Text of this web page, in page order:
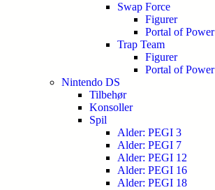
Swap Force
Figurer
Portal of Power
Trap Team
Figurer
Portal of Power
Nintendo DS
Tilbehør
Konsoller
Spil
Alder: PEGI 3
Alder: PEGI 7
Alder: PEGI 12
Alder: PEGI 16
Alder: PEGI 18